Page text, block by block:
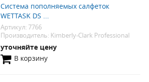
Система пополняемых салфеток
WETTASK DS ...
Артикул: 7766
Производитель: Kimberly-Clark Professional
уточняйте цену
В корзину